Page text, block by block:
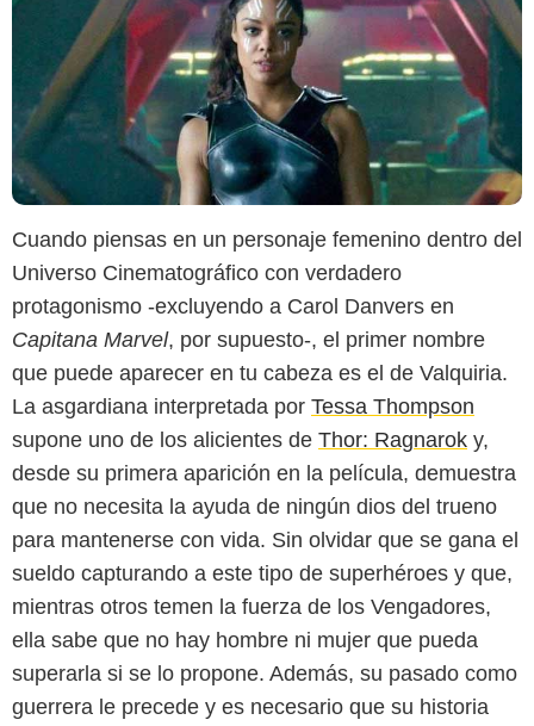
Cuando piensas en un personaje femenino dentro del
Universo Cinematográfico con verdadero
protagonismo -excluyendo a Carol Danvers en
Capitana Marvel, por supuesto-, el primer nombre
que puede aparecer en tu cabeza es el de Valquiria.
La asgardiana interpretada por Tessa Thompson
supone uno de los alicientes de Thor: Ragnarok y,
desde su primera aparición en la película, demuestra
que no necesita la ayuda de ningún dios del trueno
para mantenerse con vida. Sin olvidar que se gana el
sueldo capturando a este tipo de superhéroes y que,
mientras otros temen la fuerza de los Vengadores,
ella sabe que no hay hombre ni mujer que pueda
superarla si se lo propone. Además, su pasado como
guerrera le precede y es necesario que su historia